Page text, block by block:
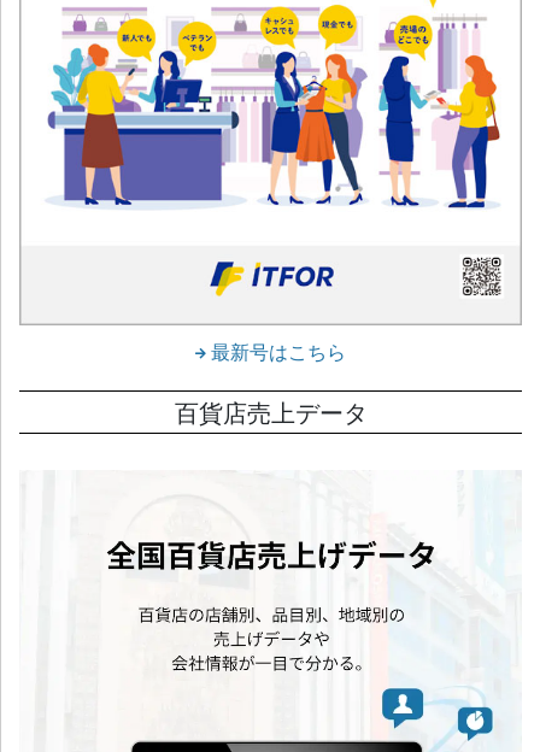
最新号はこちら
百貨店売上データ